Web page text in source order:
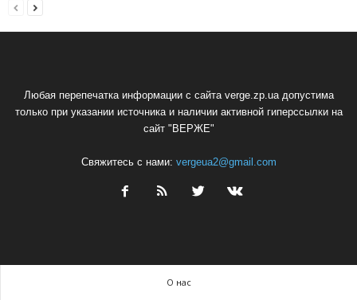
Любая перепечатка информации с сайта verge.zp.ua допустима
только при указании источника и наличии активной гиперссылки на
сайт "ВЕРЖЕ"
Свяжитесь с нами: vergeua2@gmail.com
О нас